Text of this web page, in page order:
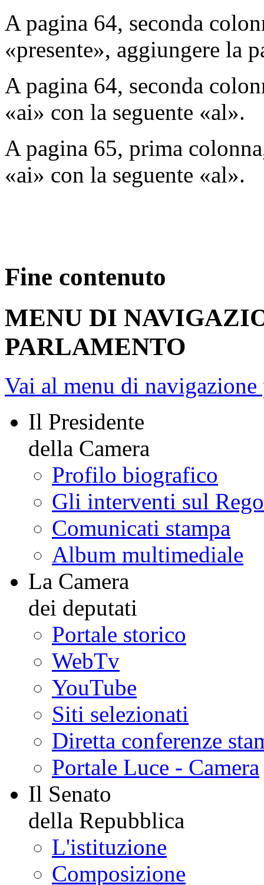
A pagina 64, seconda
«presente», aggiungere la
A pagina 64, seconda
«ai» con la seguente «al».
A pagina 65, prima
«ai» con la seguente «al».
Fine contenuto
MENU DI
PARLAMENTO
Vai al menu di
Il Presidente
della Camera
Profilo biografico
Gli interventi sul
Comunicati stampa
Album multimediale
La Camera
dei deputati
Portale storico
WebTv
YouTube
Siti selezionati
Diretta conferenze
Portale Luce - Camera
Il Senato
della Repubblica
L'istituzione
Composizione